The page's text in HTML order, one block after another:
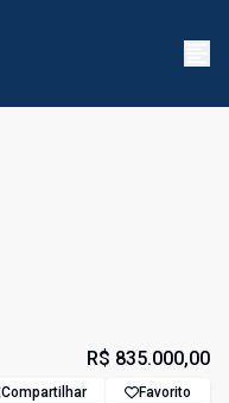
R$ 835.000,00
Compartilhar Favorito